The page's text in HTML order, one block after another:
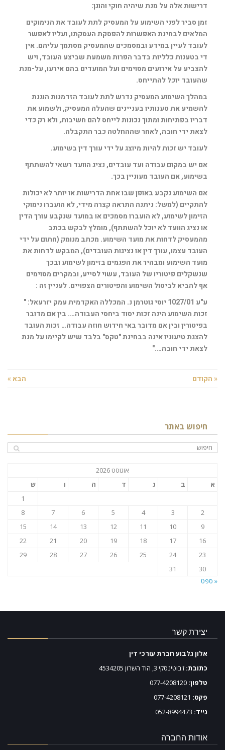
דרישות אלה על מנת שיהיה חוקי והוגן:
זמן סביר לפני השימוע על המעסיק לתת לעובד את הנימוקים
המלאים לבחינת האפשרות להפסקת העסקתו, ועליו לאפשר
לעובד לעיין במידע ובמסמכים שהמעסיק מסתמך עליהם. אין
די בטענות כלליות בדבר הפרות משמעת שביצע העובד, ויש
להצביע על אירועים מסוימים ועל המועדים בהם אירעו, על-מנת
שהעובד יוכל להתייחס.
במהלך השימוע המעסיק נדרש לתת לעובד הזדמנות הוגנת
להשמיע את טענותיו בעניינים שהעלה המעסיק, ולשמוע את
דבריו בפתיחות ומתוך נכונות לייחס להם חשיבות, ולא רק כדי
לצאת ידי חובה, לאחר שההחלטה כבר התקבלה.
לעובד יש זכות להיות מיוצג על ידי עורך דין בשימוע.
אם יש במקום עבודה ועד עובדים, נציג הוועד רשאי להשתתף
בשימוע, אם העובד מעוניין בכך.
אם השימוע נקבע באופן שבו אחת הדרישות או יותר לא יכולות
להתקיים (למשל: ניתנה התראה קצרה מידי, לא הועברו נימוקי
הזימון לשימוע, לא הועברו מסמכים או במועד שנקבע עורך הדין
או נציג הוועד לא יוכל להשתתף), מומלץ לבקש בכתב
מהמעסיק לדחות את מועד השימוע. מכתב מנומק (חתום על ידי
העובד עצמו, עורך דין או נציגות העובדים), המבקש לדחות את
מועד השימוע ומבהיר את הפגמים בזימון לשימוע ובכך
שנשקלים פיטוריו של העובד, עשוי לסייע, ובמקרים מסוימים
אף להביא לביטול השימוע והפיטורים הצפויים. לעניין זה :
ע"ע 1027/01 יוסי גוטרמן נ. המכללה האקדמית עמק יזרעאל: "
זכות השימוע הינה זכות יסוד ביחסי העבודה…. בין אם מדובר
בפיטורין ובין אם מדובר באי חידוש חוזה עבודה… זכות העובד
להצגת טיעוניו אינה בבחינת "טקס" בלבד שיש לקיימו על מנת
לצאת ידי חובה…."
« הקודם הבא »
חיפוש באתר
אוגוסט 2026
א
ב ג ד ה ו
ש
1
2
3
4
5
6
7
8
9
10
11
12
13
14
15
16
17
18
19
20
21
22
23
24
25
26
27
28
29
30
31
« ספט
יצירת קשר
אלון גלבוע חברת עורכי דין
כתובת: ז'בוטינסקי 3, הוד השרון 4534205
טלפון:
פקס:
נייד:
אודות החברה